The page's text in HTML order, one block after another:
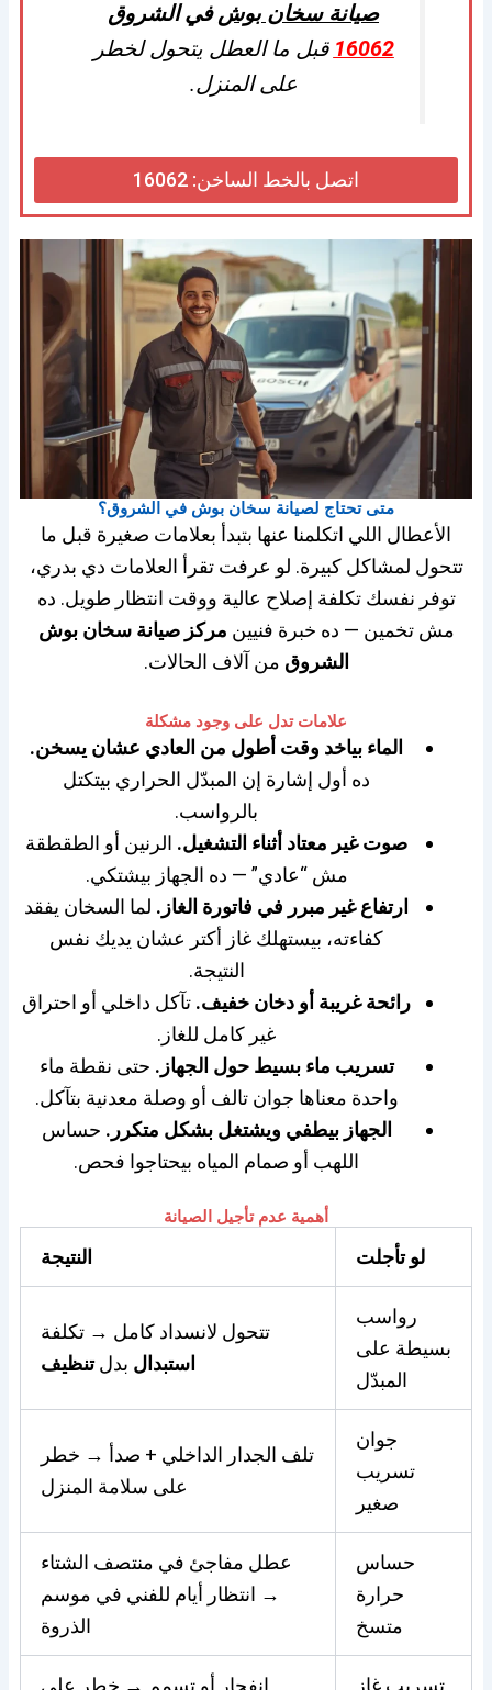
صيانة سخان بوشفي الشروق
16062 قبل ما العطل يتحول لخطر
على المنزل.
اتصل بالخط الساخن: 16062
متى تحتاج لصيانة سخان بوش في الشروق؟
الأعطال اللي اتكلمنا عنها بتبدأ بعلامات صغيرة قبل ما
تتحول لمشاكل كبيرة. لو عرفت تقرأ العلامات دي بدري،
توفر نفسك تكلفة إصلاح عالية ووقت انتظار طويل. ده
مش تخمين — ده خبرة فنيين مركز صيانة سخان بوش
الشروق من آلاف الحالات.
علامات تدل على وجود مشكلة
الماء بياخد وقت أطول من العادي عشان يسخن.
ده أول إشارة إن المبدّل الحراري بيتكتل
بالرواسب.
صوت غير معتاد أثناء التشغيل. الرنين أو الطقطقة
مش “عادي” — ده الجهاز بيشتكي.
ارتفاع غير مبرر في فاتورة الغاز. لما السخان يفقد
كفاءته، بيستهلك غاز أكتر عشان يديك نفس
النتيجة.
رائحة غريبة أو دخان خفيف. تآكل داخلي أو احتراق
غير كامل للغاز.
تسريب ماء بسيط حول الجهاز. حتى نقطة ماء
واحدة معناها جوان تالف أو وصلة معدنية بتآكل.
الجهاز بيطفي ويشتغل بشكل متكرر. حساس
اللهب أو صمام المياه بيحتاجوا فحص.
أهمية عدم تأجيل الصيانة
لو تأجلت النتيجة
رواسب
بسيطة على
المبدّل
تتحول لانسداد كامل → تكلفة
استبدال بدلتنظيف
جوان
تسريب
صغير
تلف الجدار الداخلي + صدأ → خطر
على سلامة المنزل
حساس
حرارة
متسخ
عطل مفاجئ في منتصف الشتاء
→ انتظار أيام للفني في موسم
الذروة
تسريب غاز انفجار أو تسمم → خطر على